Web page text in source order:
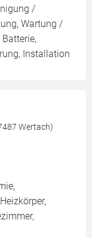
/
Wartung /
Installation
Wertach)